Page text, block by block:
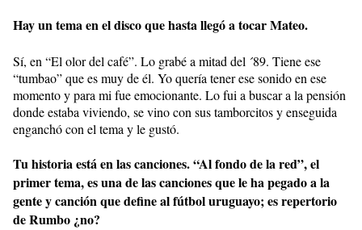
Hay un tema en el disco que hasta llegó a tocar Mateo.
Sí, en “El olor del café”. Lo grabé a mitad del ´89. Tiene ese
“tumbao” que es muy de él. Yo quería tener ese sonido en ese
momento y para mi fue emocionante. Lo fui a buscar a la pensión
donde estaba viviendo, se vino con sus tamborcitos y enseguida
enganchó con el tema y le gustó.
Tu historia está en las canciones. “Al fondo de la red”, el
primer tema, es una de las canciones que le ha pegado a la
gente y canción que define al fútbol uruguayo; es repertorio
de Rumbo ¿no?